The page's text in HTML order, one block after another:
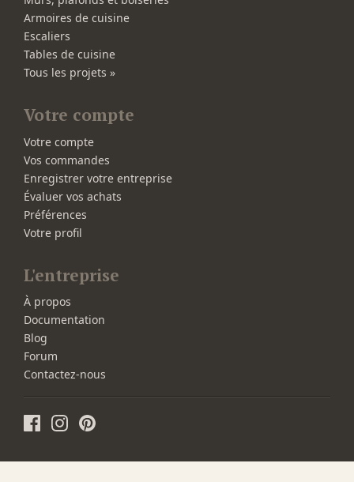
Armoires de cuisine
Escaliers
Tables de cuisine
Tous les projets »
Votre compte
Votre compte
Vos commandes
Enregistrer votre entreprise
Évaluer vos achats
Préférences
Votre profil
L'entreprise
À propos
Documentation
Blog
Forum
Contactez-nous